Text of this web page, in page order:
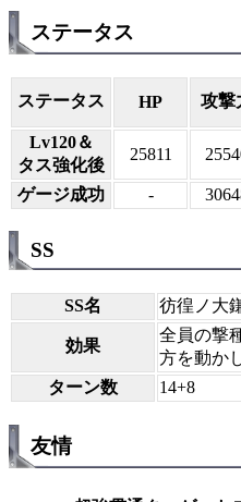
ステータス
ステータス HP 攻撃
Lv120＆
タス強化後
25811
ゲージ成功 -
SS
SS名 彷徨ノ大
効果
全員の撃
方を動か
ターン数
14+8
友情